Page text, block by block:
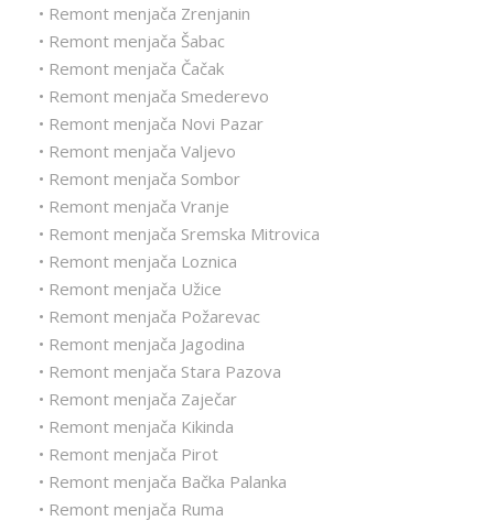
• Remont menjača Zrenjanin
• Remont menjača Šabac
• Remont menjača Čačak
• Remont menjača Smederevo
• Remont menjača Novi Pazar
• Remont menjača Valjevo
• Remont menjača Sombor
• Remont menjača Vranje
• Remont menjača Sremska Mitrovica
• Remont menjača Loznica
• Remont menjača Užice
• Remont menjača Požarevac
• Remont menjača Jagodina
• Remont menjača Stara Pazova
• Remont menjača Zaječar
• Remont menjača Kikinda
• Remont menjača Pirot
• Remont menjača Bačka Palanka
• Remont menjača Ruma